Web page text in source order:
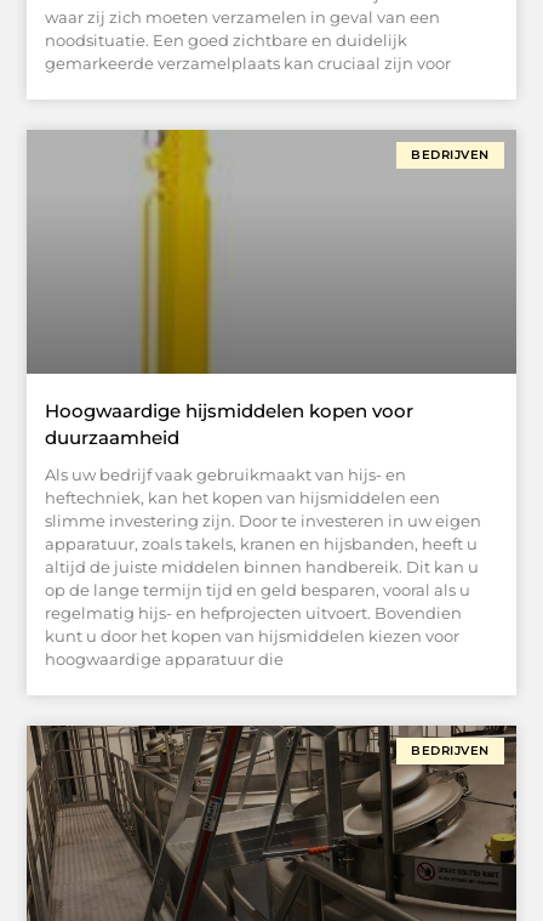
waar zij zich moeten verzamelen in geval van een
noodsituatie. Een goed zichtbare en duidelijk
gemarkeerde verzamelplaats kan cruciaal zijn voor
BEDRIJVEN
Hoogwaardige hijsmiddelen kopen voor
duurzaamheid
Als uw bedrijf vaak gebruikmaakt van hijs- en
heftechniek, kan het kopen van hijsmiddelen een
slimme investering zijn. Door te investeren in uw eigen
apparatuur, zoals takels, kranen en hijsbanden, heeft u
altijd de juiste middelen binnen handbereik. Dit kan u
op de lange termijn tijd en geld besparen, vooral als u
regelmatig hijs- en hefprojecten uitvoert. Bovendien
kunt u door het kopen van hijsmiddelen kiezen voor
hoogwaardige apparatuur die
BEDRIJVEN